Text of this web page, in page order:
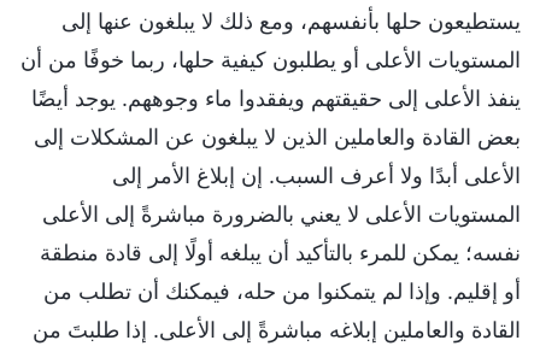
يستطيعون حلها بأنفسهم، ومع ذلك لا يبلغون عنها إلى
المستويات الأعلى أو يطلبون كيفية حلها، ربما خوفًا من أن
ينفذ الأعلى إلى حقيقتهم ويفقدوا ماء وجوههم. يوجد أيضًا
بعض القادة والعاملين الذين لا يبلغون عن المشكلات إلى
الأعلى أبدًا ولا أعرف السبب. إن إبلاغ الأمر إلى
المستويات الأعلى لا يعني بالضرورة مباشرةً إلى الأعلى
نفسه؛ يمكن للمرء بالتأكيد أن يبلغه أولًا إلى قادة منطقة
أو إقليم. وإذا لم يتمكنوا من حله، فيمكنك أن تطلب من
القادة والعاملين إبلاغه مباشرةً إلى الأعلى. إذا طلبتَ من